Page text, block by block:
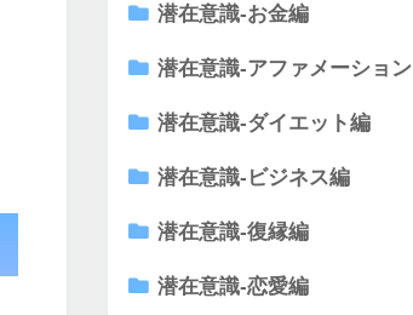
潜在意識-お金編
潜在意識-アファメーション
潜在意識-ダイエット編
潜在意識-ビジネス編
潜在意識-復縁編
潜在意識-恋愛編